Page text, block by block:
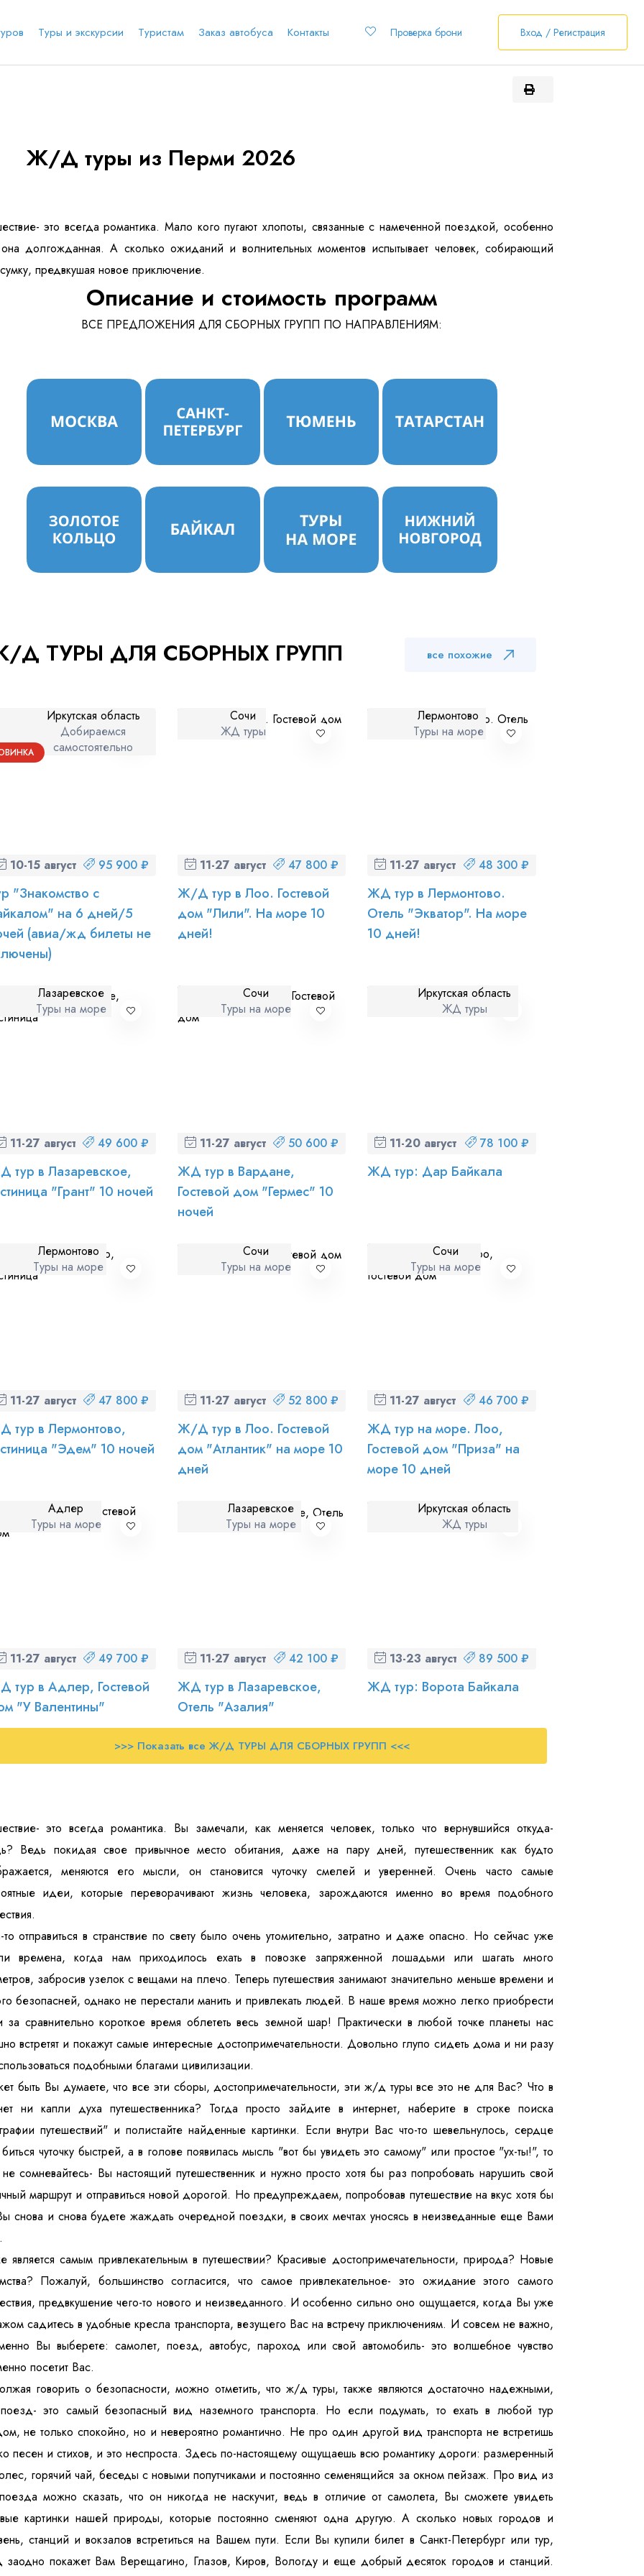
Туры и экскурсии Туристам Заказ автобуса Контакты Проверка брони Вход / Регистрация
Ж/Д туры из Перми 2026
это всегда романтика. Мало кого пугают хлопоты, связанные с намеченной поездкой, особенно
долгожданная. А сколько ожиданий и волнительных моментов испытывает человек, собирающий
предвкушая новое приключение.
Описание и стоимость программ
ВСЕ ПРЕДЛОЖЕНИЯ ДЛЯ СБОРНЫХ ГРУПП ПО НАПРАВЛЕНИЯМ:
Д ТУРЫ ДЛЯ СБОРНЫХ ГРУПП все похожие
Иркутская область
Добираемся
самостоятельно
10-15 августа (пн-сб)
95 900 ₽
"Знакомство с
на 6 дней/5
(авиа/жд билеты не
Сочи
ЖД туры
11-27 августа (вт-чт)47 800 ₽
Ж/Д тур в Лоо. Гостевой
дом "Лили". На море 10
дней!
Лермонтово
Туры на море
11-27 августа (вт-чт)48 300 ₽
ЖД тур в Лермонтово.
Отель "Экватор". На море
10 дней!
Лазаревское
Туры на море
11-27 августа (вт-чт)49 600 ₽
тур в Лазаревское,
"Грант" 10 ночей
Сочи
Туры на море
11-27 августа (вт-чт)50 600 ₽
ЖД тур в Вардане,
Гостевой дом "Гермес" 10
ночей
Иркутская область
ЖД туры
11-20 августа (вт-чт)78 100 ₽
ЖД тур: Дар Байкала
Лермонтово
Туры на море
11-27 августа (вт-чт)47 800 ₽
тур в Лермонтово,
"Эдем" 10 ночей
Сочи
Туры на море
11-27 августа (вт-чт)52 800 ₽
Ж/Д тур в Лоо. Гостевой
дом "Атлантик" на море 10
дней
Сочи
Туры на море
11-27 августа (вт-чт)46 700 ₽
ЖД тур на море. Лоо,
Гостевой дом "Приза" на
море 10 дней
Адлер
Туры на море
11-27 августа (вт-чт)49 700 ₽
тур в Адлер, Гостевой
"У Валентины"
Лазаревское
Туры на море
11-27 августа (вт-чт)42 100 ₽
ЖД тур в Лазаревское,
Отель "Азалия"
Иркутская область
ЖД туры
13-23 августа (чт-вс)89 500 ₽
ЖД тур: Ворота Байкала
>>> Показать все Ж/Д ТУРЫ ДЛЯ СБОРНЫХ ГРУПП <<<
это всегда романтика. Вы замечали, как меняется человек, только что вернувшийся откуда-
Ведь покидая свое привычное место обитания, даже на пару дней, путешественник как будто
меняются его мысли, он становится чуточку смелей и уверенней. Очень часто самые
идеи, которые переворачивают жизнь человека, зарождаются именно во время подобного
то отправиться в странствие по свету было очень утомительно, затратно и даже опасно. Но сейчас уже
времена, когда нам приходилось ехать в повозке запряженной лошадьми или шагать много
забросив узелок с вещами на плечо. Теперь путешествия занимают значительно меньше времени и
безопасней, однако не перестали манить и привлекать людей. В наше время можно легко приобрести
сравнительно короткое время облететь весь земной шар! Практически в любой точке планеты нас
встретят и покажут самые интересные достопримечательности. Довольно глупо сидеть дома и ни разу
подобными благами цивилизации.
быть Вы думаете, что все эти сборы, достопримечательности, эти ж/д туры все это не для Вас? Что в
ни капли духа путешественника? Тогда просто зайдите в интернет, наберите в строке поиска
путешествий" и полистайте найденные картинки. Если внутри Вас что-то шевельнулось, сердце
чуточку быстрей, а в голове появилась мысль "вот бы увидеть это самому" или простое "ух-ты!", то
сомневайтесь- Вы настоящий путешественник и нужно просто хотя бы раз попробовать нарушить свой
маршрут и отправиться новой дорогой. Но предупреждаем, попробовав путешествие на вкус хотя бы
снова и снова будете жаждать очередной поездки, в своих мечтах уносясь в неизведанные еще Вами
является самым привлекательным в путешествии? Красивые достопримечательности, природа? Новые
Пожалуй, большинство согласится, что самое привлекательное- это ожидание этого самого
предвкушение чего-то нового и неизведанного. И особенно сильно оно ощущается, когда Вы уже
садитесь в удобные кресла транспорта, везущего Вас на встречу приключениям. И совсем не важно,
Вы выберете: самолет, поезд, автобус, пароход или свой автомобиль- это волшебное чувство
посетит Вас.
говорить о безопасности, можно отметить, что ж/д туры, также являются достаточно надежными,
это самый безопасный вид наземного транспорта. Но если подумать, то ехать в любой тур
не только спокойно, но и невероятно романтично. Не про один другой вид транспорта не встретишь
песен и стихов, и это неспроста. Здесь по-настоящему ощущаешь всю романтику дороги: размеренный
горячий чай, беседы с новыми попутчиками и постоянно семенящийся за окном пейзаж. Про вид из
можно сказать, что он никогда не наскучит, ведь в отличие от самолета, Вы сможете увидеть
картинки нашей природы, которые постоянно сменяют одна другую. А сколько новых городов и
станций и вокзалов встретиться на Вашем пути. Если Вы купили билет в Санкт-Петербург или тур,
заодно покажет Вам Верещагино, Глазов, Киров, Вологду и еще добрый десяток городов и станций.
с политикой компании в отношении обработки персональных данных
Я даю согласие на обработку персональных